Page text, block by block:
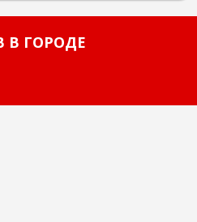
В ГОРОДЕ